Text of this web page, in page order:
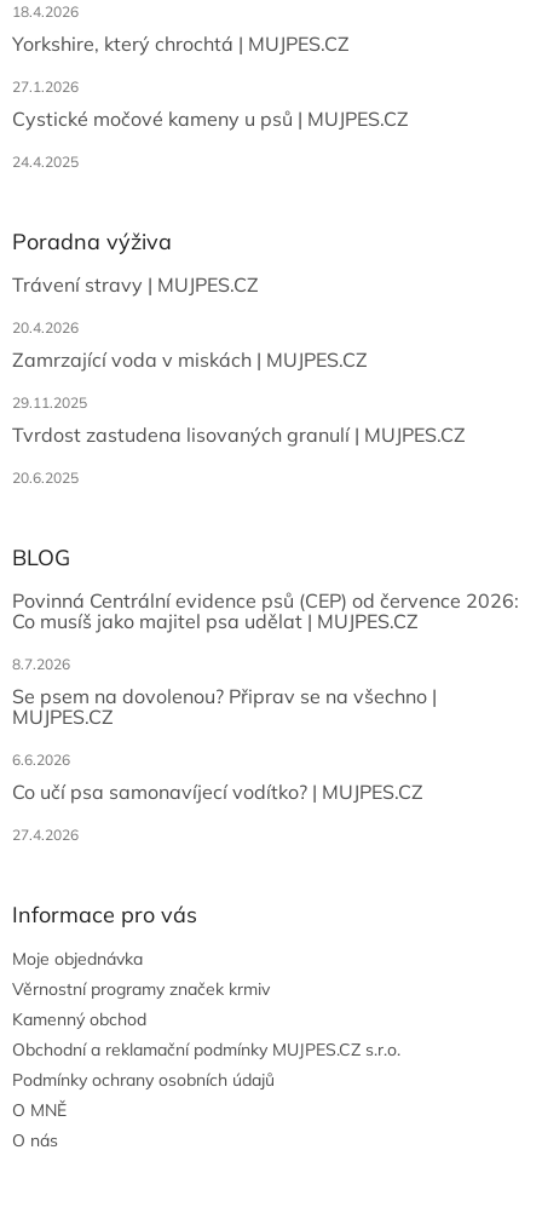
18.4.2026
Yorkshire, který chrochtá | MUJPES.CZ
27.1.2026
Cystické močové kameny u psů | MUJPES.CZ
24.4.2025
Poradna výživa
Trávení stravy | MUJPES.CZ
20.4.2026
Zamrzající voda v miskách | MUJPES.CZ
29.11.2025
Tvrdost zastudena lisovaných granulí | MUJPES.CZ
20.6.2025
BLOG
Povinná Centrální evidence psů (CEP) od července 2026:
Co musíš jako majitel psa udělat | MUJPES.CZ
8.7.2026
Se psem na dovolenou? Připrav se na všechno |
MUJPES.CZ
6.6.2026
Co učí psa samonavíjecí vodítko? | MUJPES.CZ
27.4.2026
Informace pro vás
Moje objednávka
Věrnostní programy značek krmiv
Kamenný obchod
Obchodní a reklamační podmínky MUJPES.CZ s.r.o.
Podmínky ochrany osobních údajů
O MNĚ
O nás